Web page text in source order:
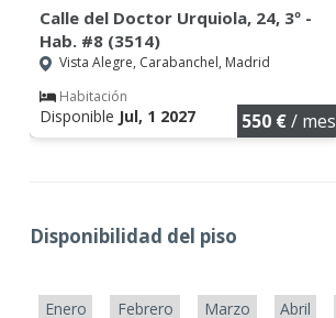
Calle del Doctor Urquiola, 24, 3º -
Hab. #8 (3514)
Vista Alegre, Carabanchel, Madrid
Habitación
Disponible Jul, 1 2027 550 €/ mes
Disponibilidad del piso
Enero Febrero Marzo Abril